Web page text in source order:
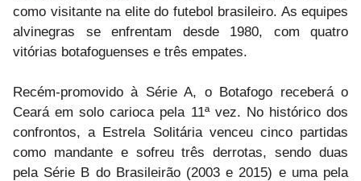
como visitante na elite do futebol brasileiro. As equipes
alvinegras se enfrentam desde 1980, com quatro
vitórias botafoguenses e três empates.
Recém-promovido à Série A, o Botafogo receberá o
Ceará em solo carioca pela 11ª vez. No histórico dos
confrontos, a Estrela Solitária venceu cinco partidas
como mandante e sofreu três derrotas, sendo duas
pela Série B do Brasileirão (2003 e 2015) e uma pela